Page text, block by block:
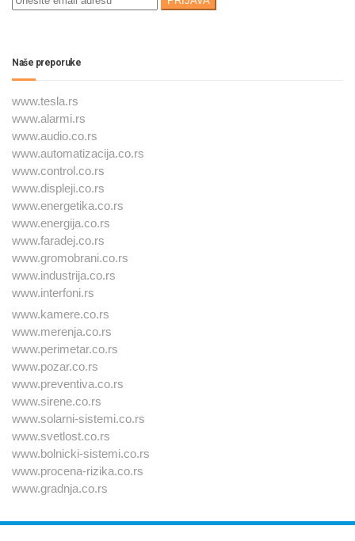
Naše preporuke
www.tesla.rs
www.alarmi.rs
www.audio.co.rs
www.automatizacija.co.rs
www.control.co.rs
www.displeji.co.rs
www.energetika.co.rs
www.energija.co.rs
www.faradej.co.rs
www.gromobrani.co.rs
www.industrija.co.rs
www.interfoni.rs
www.kamere.co.rs
www.merenja.co.rs
www.perimetar.co.rs
www.pozar.co.rs
www.preventiva.co.rs
www.sirene.co.rs
www.solarni-sistemi.co.rs
www.svetlost.co.rs
www.bolnicki-sistemi.co.rs
www.procena-rizika.co.rs
www.gradnja.co.rs